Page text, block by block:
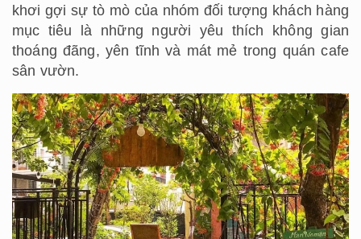
khơi gợi sự tò mò của nhóm đối tượng khách hàng
mục tiêu là những người yêu thích không gian
thoáng đãng, yên tĩnh và mát mẻ trong quán cafe
sân vườn.